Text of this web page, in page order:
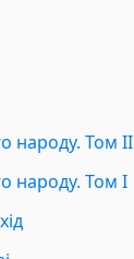
народу. Том II
народу. Том I